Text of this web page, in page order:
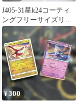
J405-31星k24コーティ
ングフリーサイズリン
グ
¥300